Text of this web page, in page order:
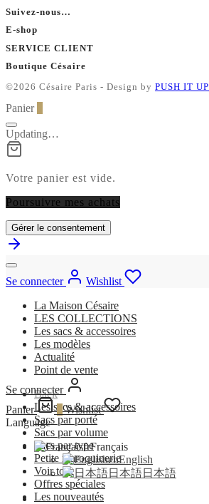
Suivez-nous…
E-shop
SERVICE CLIENT
Boutique Césaire
©2026 Césaire Paris - Design by PUSH IT UP
Panier
Updating…
Votre panier est vide.
Poursuivre mes achats
Gérer le consentement
Se connecter
Wishlist
La Maison Césaire
LES COLLECTIONS
Les sacs & accessoires
Les modèles
Actualité
Point de vente
Back
Les sacs & accessoires
Sacs par porté
Sacs par volume
Sacs par type
Petite maroquinerie
Voir tout
Offres spéciales
Les nouveautés
Se connecter
Panier
Wishlist
Language
frFrançais
enEnglish
日本語日本語